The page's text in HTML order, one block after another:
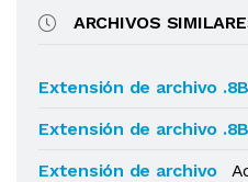
ARCHIVOS
Extensión de archivo
Extensión de archivo
Extensión de archivo